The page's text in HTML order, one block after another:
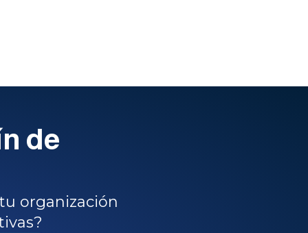
de
organización